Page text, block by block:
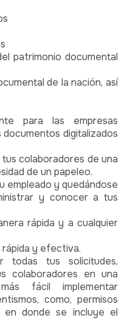
patrimonio documental
de la nación, así
para las empresas
digitalizados
colaboradores de una
de un papeleo.
empleado y quedándose
y conocer a tus
rápida y a cualquier
rápida y efectiva.
todas tus solicitudes,
colaboradores en una
fácil implementar
como, permisos
donde se incluye el